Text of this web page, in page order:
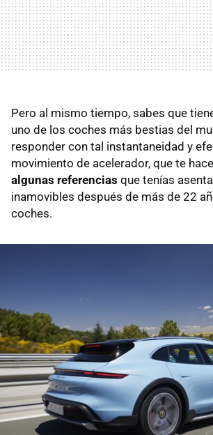
Pero al mismo tiempo, sabes que
uno de los coches más bestias del
responder con tal instantaneidad y
movimiento de acelerador, que te hace
algunas referencias que tenías
inamovibles después de más de 22
coches.